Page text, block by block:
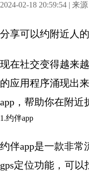
2024-02-18 20:59:54 | 来源
分享可以约附近人
现在社交变得越来
的应用程序涌现出
app，帮助你在附近
1.约伴app
约伴app是一款非
gps定位功能，可